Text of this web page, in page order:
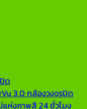
ด
3.0 กล้องวงจรปิด
ห่งภาพสี 24 ชั่วโมง